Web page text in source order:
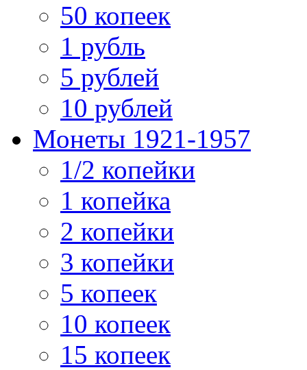
50 копеек
1 рубль
5 рублей
10 рублей
Монеты 1921-1957
1/2 копейки
1 копейка
2 копейки
3 копейки
5 копеек
10 копеек
15 копеек